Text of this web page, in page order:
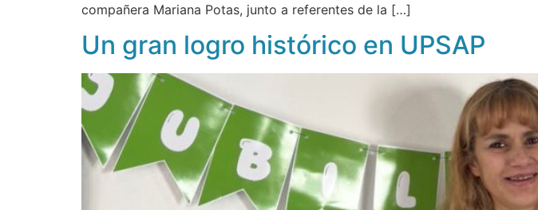
compañera Mariana Potas, junto a referentes de la […]
Un gran logro histórico en UPSAP